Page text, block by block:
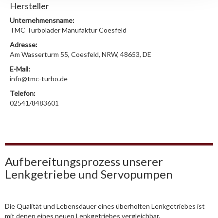
Hersteller
Unternehmensname:
TMC Turbolader Manufaktur Coesfeld
Adresse:
Am Wasserturm 55, Coesfeld, NRW, 48653, DE
E-Mail:
info@tmc-turbo.de
Telefon:
02541/8483601
Aufbereitungsprozess unserer
Lenkgetriebe und Servopumpen
Die Qualität und Lebensdauer eines überholten Lenkgetriebes ist
mit denen eines neuen Lenkgetriebes vergleichbar.